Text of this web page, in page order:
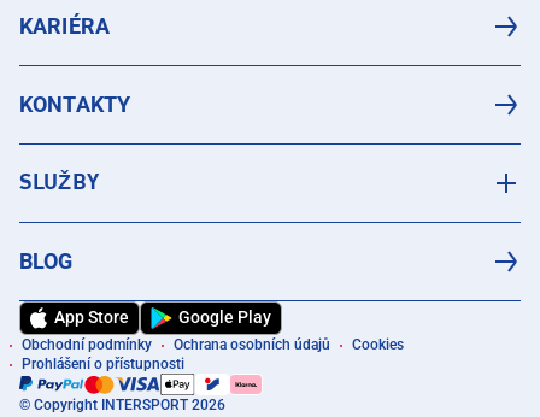
KARIÉRA
KONTAKTY
SLUŽBY
BLOG
App Store Google Play
Obchodní podmínky Ochrana osobních údajů
Cookies
Prohlášení o přístupnosti
© Copyright INTERSPORT 2026